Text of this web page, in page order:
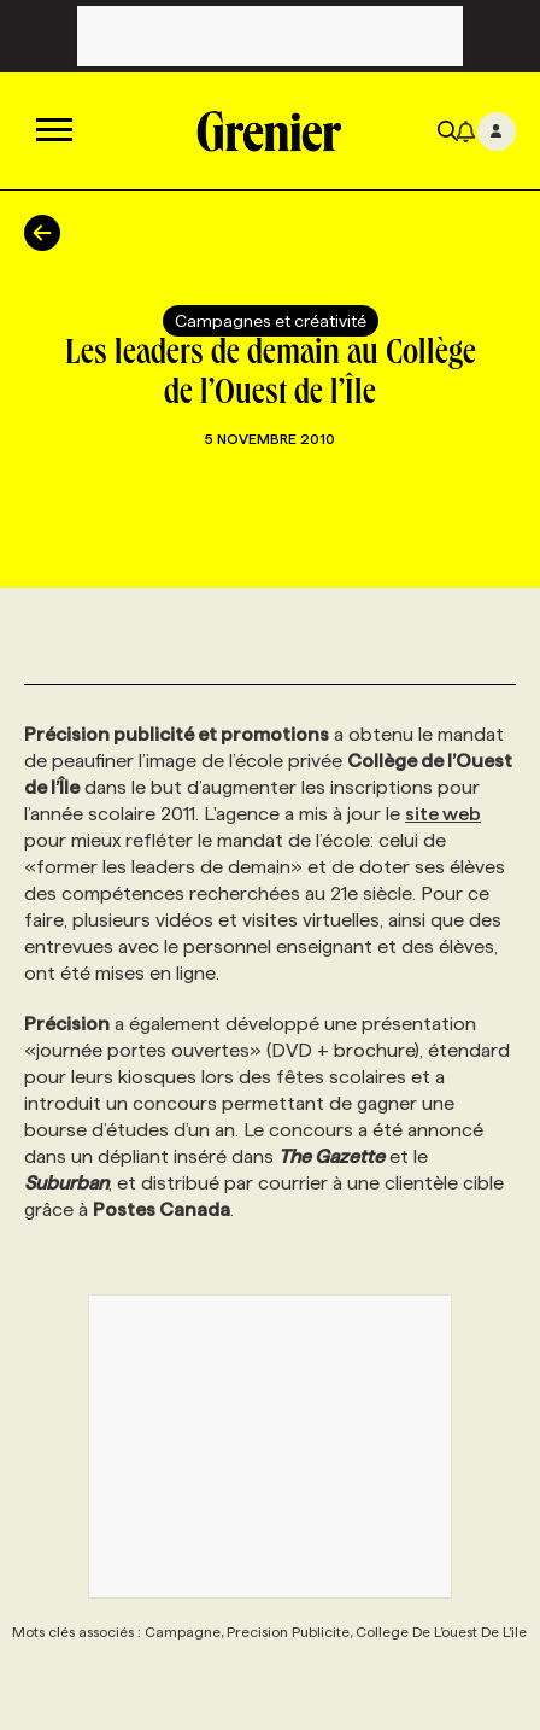
ACTUALITÉS
CATÉGORIES
TOUTES LES CATÉGORIES
AFFAIRES DE L'INDUSTRIE
INITIATIVES NUMÉRIQUES
PRIX ET DISTINCTIONS
TENDANCES
CHRONIQUES
WEB & MÉDIAS SOCIAUX
MARKETING DURABLE
GEO/SEO
ÉVÉNEMENTIEL
NOS AUTEUR‧RICES
FORFAITS ABONNEMENT
INFOLETTRE PUBLICITÉ
ANNONCEZ AVEC NOUS
CONSULTER LA CVTHÈQUE
PROFIL ENTREPRISE
FAQ
ANNONCEZ AVEC NOUS
VOIR LES OFFRES
PROFIL CANDIDAT
FAQ
ANNONCEZ AVEC NOUS
NOS FORMATIONS EN LIGNE
NOS PARCOURS DE FORMATIONS
FORMATIONS PERSONNALISÉES
NOS FORMATEUR‧RICES
POURQUOI CHOISIR NOS FORMATIONS
NOS TARIFS
PROGRAMMES DE SUBVENTIONS
FAQ
CHASSE DE TÊTE
SERVICE DE CHASSE DE TÊTE
NOS TARIFS
NOS EXPERTISES
FAQ
ANNONCEZ AVEC NOUS
Campagnes et créativité
Les leaders de demain au Collège
de l’Ouest de l’Île
5 NOVEMBRE 2010
Précision publicité et promotions a obtenu le mandat
de peaufiner l’image de l’école privée Collège de l’Ouest
de l’Îledans le but d’augmenter les inscriptions pour
l’année scolaire 2011. L'agence a mis à jour le site web
pour mieux refléter le mandat de l’école: celui de
«former les leaders de demain» et de doter ses élèves
des compétences recherchées au 21e siècle. Pour ce
faire, plusieurs vidéos et visites virtuelles, ainsi que des
entrevues avec le personnel enseignant et des élèves,
ont été mises en ligne.
Précision a également développé une présentation
«journée portes ouvertes» (DVD + brochure), étendard
pour leurs kiosques lors des fêtes scolaires et a
introduit un concours permettant de gagner une
bourse d’études d’un an. Le concours a été annoncé
dans un dépliant inséré dans The Gazetteet le
Suburban, et distribué par courrier à une clientèle cible
grâce à Postes Canada
Mots clés associés : Campagne, Precision Publicite, College De L’ouest De L’ile